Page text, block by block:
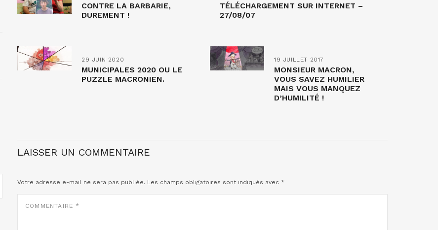
CONTRE LA BARBARIE,
DUREMENT !
TÉLÉCHARGEMENT SUR INTERNET –
27/08/07
29 JUIN 2020
MUNICIPALES 2020 OU LE
PUZZLE MACRONIEN.
19 JUILLET 2017
MONSIEUR MACRON,
VOUS SAVEZ HUMILIER
MAIS VOUS MANQUEZ
D’HUMILITÉ !
LAISSER UN COMMENTAIRE
Votre adresse e-mail ne sera pas publiée. Les champs obligatoires sont indiqués avec *
COMMENTAIRE